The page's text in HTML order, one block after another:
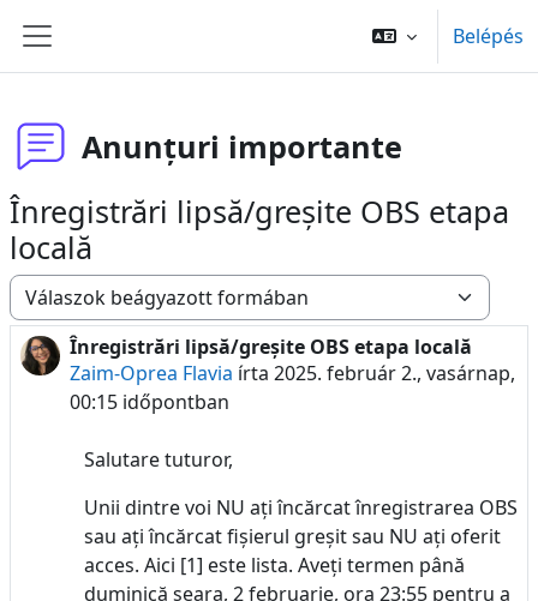
Oldalpanel
Belépés
Anunțuri importante
Înregistrări lipsă/greșite OBS etapa
locală
Megjelenítési mód
Înregistrări lipsă/greșite OBS etapa locală
Zaim-Oprea Flavia írta2025. február 2., vasárnap,
00:15 időpontban
Válaszok szám: 0
Salutare tuturor,
Unii dintre voi NU ați încărcat înregistrarea OBS
sau ați încărcat fișierul greșit sau NU ați oferit
acces. Aici [1] este lista. Aveți termen până
duminică seara, 2 februarie, ora 23:55 pentru a